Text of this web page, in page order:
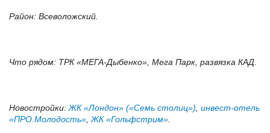
Район: Всеволожский.
Что рядом: ТРК «МЕГА-Дыбенко», Мега Парк, развязка КАД.
Новостройки: ЖК «Лондон» («Семь столиц») инвест-отель
«ПРО.Молодость» ЖК «Гольфстрим»